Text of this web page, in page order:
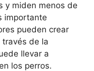
y miden menos de
importante
pueden crear
través de la
llevar a
en los perros.